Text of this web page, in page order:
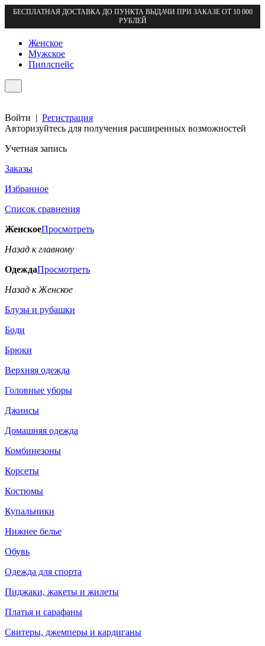
БЕСПЛАТНАЯ ДОСТАВКА ДО ПУНКТА ВЫДАЧИ ПРИ ЗАКАЗЕ ОТ 10 000
РУБЛЕЙ
Женское
Мужское
Пиплспейс
Войти | Регистрация
Авторизуйтесь для получения расширенных возможностей
Учетная запись
Заказы
Избранное
Список сравнения
ЖенскоеПросмотреть
Назад к главному
ОдеждаПросмотреть
Назад к Женское
Блузы и рубашки
Боди
Брюки
Верхняя одежда
Головные уборы
Джинсы
Домашняя одежда
Комбинезоны
Корсеты
Костюмы
Купальники
Нижнее белье
Обувь
Одежда для спорта
Пиджаки, жакеты и жилеты
Платья и сарафаны
Свитеры, джемперы и кардиганы